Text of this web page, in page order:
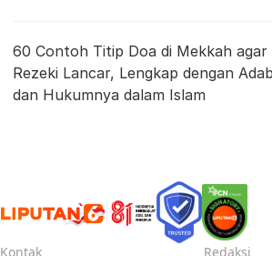
60 Contoh Titip Doa di Mekkah agar
Rezeki Lancar, Lengkap dengan Adab
dan Hukumnya dalam Islam
Kontak Redaksi